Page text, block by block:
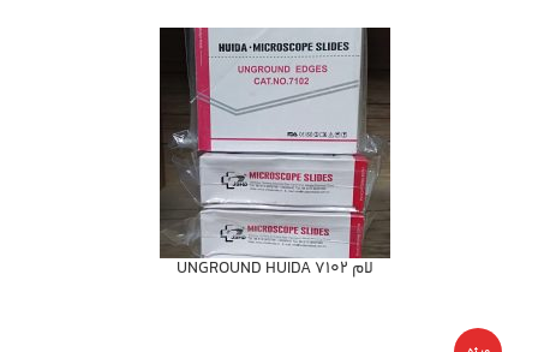
لام 7102 UNGROUND HUIDA